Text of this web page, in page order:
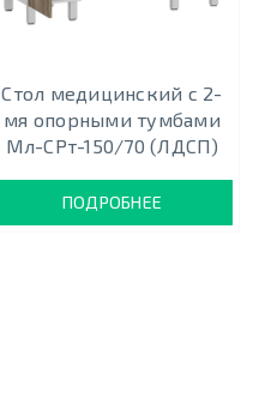
Стол медицинский с 2-
мя опорными тумбами
Мл-СРт-150/70 (ЛДСП)
ПОДРОБНЕЕ